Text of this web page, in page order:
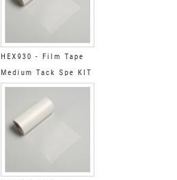
HEX930 - Film Tape
Medium Tack Spe KIT